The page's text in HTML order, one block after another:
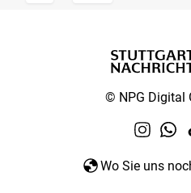
© NPG Digital
Wo Sie uns